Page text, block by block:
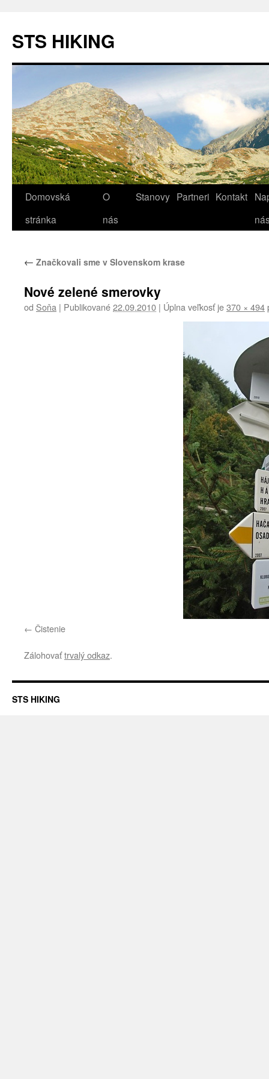
STS HIKING
Preskočiť
na
Domovská
stránka
O
nás
Stanovy Partneri Kontakt
← Značkovali sme v Slovenskom krase
Nové zelené smerovky
od Soňa | Publikované22.09.2010 | Úplna veľkosť je370 × 494
Čistenie
Zálohovaťtrvalý odkaz.
STS HIKING